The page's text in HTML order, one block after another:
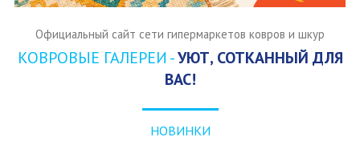
Официальный сайт сети гипермаркетов ковров и шкур
КОВРОВЫЕ ГАЛЕРЕИ -УЮТ, СОТКАННЫЙ ДЛЯ
ВАС!
НОВИНКИ